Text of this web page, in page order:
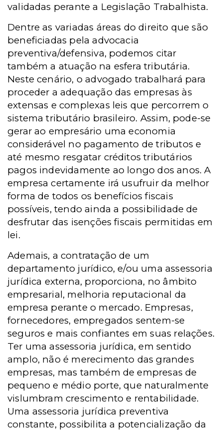
validadas perante a Legislação Trabalhista.
Dentre as variadas áreas do direito que são
beneficiadas pela advocacia
preventiva/defensiva, podemos citar
também a atuação na esfera tributária.
Neste cenário, o advogado trabalhará para
proceder a adequação das empresas às
extensas e complexas leis que percorrem o
sistema tributário brasileiro. Assim, pode-se
gerar ao empresário uma economia
considerável no pagamento de tributos e
até mesmo resgatar créditos tributários
pagos indevidamente ao longo dos anos. A
empresa certamente irá usufruir da melhor
forma de todos os benefícios fiscais
possíveis, tendo ainda a possibilidade de
desfrutar das isenções fiscais permitidas em
lei.
Ademais, a contratação de um
departamento jurídico, e/ou uma assessoria
jurídica externa, proporciona, no âmbito
empresarial, melhoria reputacional da
empresa perante o mercado. Empresas,
fornecedores, empregados sentem-se
seguros e mais confiantes em suas relações.
Ter uma assessoria jurídica, em sentido
amplo, não é merecimento das grandes
empresas, mas também de empresas de
pequeno e médio porte, que naturalmente
vislumbram crescimento e rentabilidade.
Uma assessoria jurídica preventiva
constante, possibilita a potencialização da